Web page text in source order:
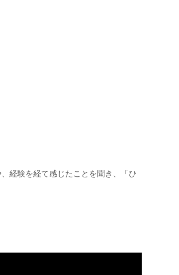
経験を経て感じたことを聞き、「ひ